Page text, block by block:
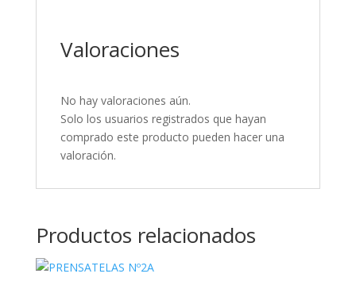
Valoraciones
No hay valoraciones aún.
Solo los usuarios registrados que hayan
comprado este producto pueden hacer una
valoración.
Productos relacionados